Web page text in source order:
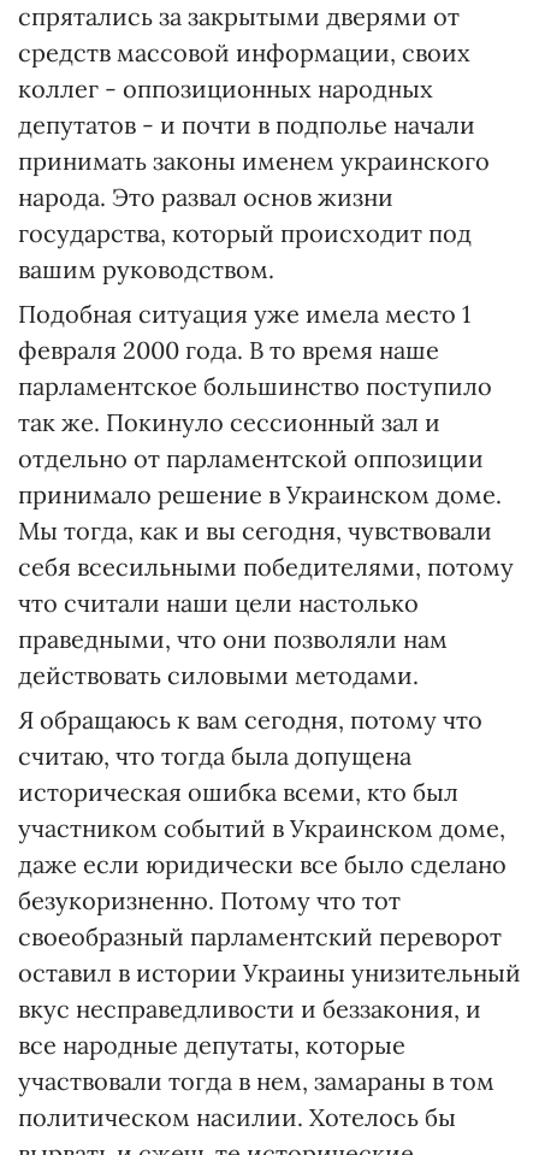
спрятались за закрытыми дверями от
средств массовой информации, своих
коллег - оппозиционных народных
депутатов - и почти в подполье начали
принимать законы именем украинского
народа. Это развал основ жизни
государства, который происходит под
вашим руководством.
Подобная ситуация уже имела место 1
февраля 2000 года. В то время наше
парламентское большинство поступило
так же. Покинуло сессионный зал и
отдельно от парламентской оппозиции
принимало решение в Украинском доме.
Мы тогда, как и вы сегодня, чувствовали
себя всесильными победителями, потому
что считали наши цели настолько
праведными, что они позволяли нам
действовать силовыми методами.
Я обращаюсь к вам сегодня, потому что
считаю, что тогда была допущена
историческая ошибка всеми, кто был
участником событий в Украинском доме,
даже если юридически все было сделано
безукоризненно. Потому что тот
своеобразный парламентский переворот
оставил в истории Украины унизительный
вкус несправедливости и беззакония, и
все народные депутаты, которые
участвовали тогда в нем, замараны в том
политическом насилии. Хотелось бы